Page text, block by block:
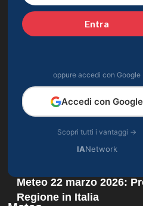
Entra
oppure accedi con Google
Accedi con Google
Scopri tutti i vantaggi →
IANetwork
Meteo 22 marzo 2026:
Regione in Italia